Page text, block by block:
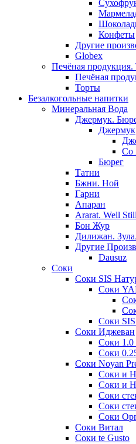
Конфеты
Другие
Globex
Печёная
Печёная
Торты
Безалкогольные напитки
Минеральная Вода
Джермук.
Джермук
Со
Бюрег
Татни
Бжни. Ной
Гарни
Апаран
Ararat. Well Still
Бон Жур
Дилижан.
Другие
Dausuz
Соки
Соки SIS
Соки
Соки
Соки Иджеван
Соки 1.0
Соки
Соки Noyan
Соки и
Соки и
Соки
Соки
Соки
Соки Витал
Соки te Gusto